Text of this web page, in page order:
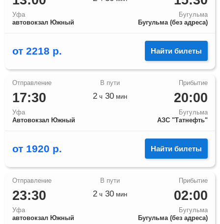
Уфа
автовокзал Южный
Бугульма
Бугульма (без адреса)
от 2218 р. Найти билеты
17:30
Уфа
Автовокзал Южный
20:00
Бугульма
АЗС "Татнефть"
2 ч 30 мин
от 1920 р. Найти билеты
23:30
Уфа
автовокзал Южный
02:00
Бугульма
Бугульма (без адреса)
2 ч 30 мин